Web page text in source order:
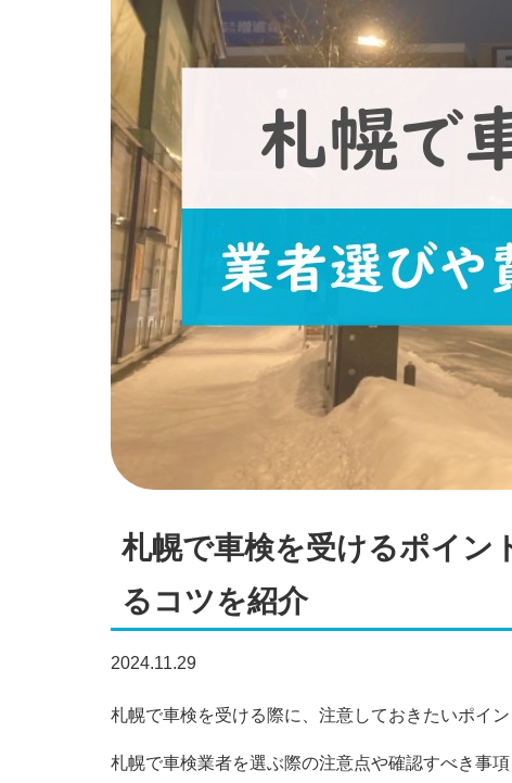
札幌で車検を受けるポイン
るコツを紹介
2024.11.29
札幌で車検を受ける際に、注意しておきたいポイ
札幌で車検業者を選ぶ際の注意点や確認すべき事